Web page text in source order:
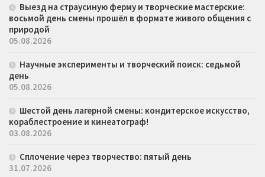
Выезд на страусиную ферму и творческие мастерские:
восьмой день смены прошёл в формате живого общения с
природой
05.08.2026
Научные эксперименты и творческий поиск: седьмой
день
05.08.2026
Шестой день лагерной смены: кондитерское искусство,
кораблестроение и кинеатограф!
03.08.2026
Сплочение через творчество: пятый день
31.07.2026